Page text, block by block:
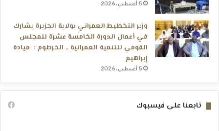
5 أغسطس، 2026
وزير التخطيط العمراني بولاية الجزيرة يشارك
في أعمال الدورة الخامسة عشرة للمجلس
القومي للتنمية العمرانية ــ الخرطوم : ميادة
إبراهيم
5 أغسطس، 2026
تابعنا على فيسبوك